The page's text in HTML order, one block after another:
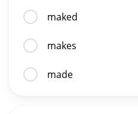
maked
makes
made